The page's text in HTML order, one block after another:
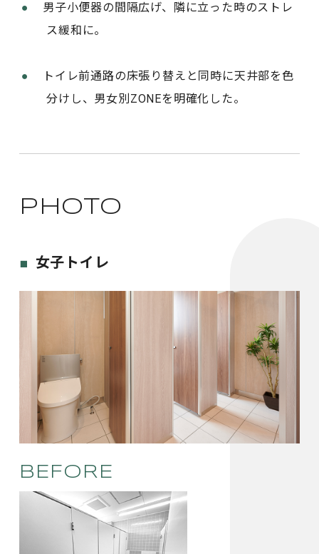
男子小便器の間隔広げ、隣に立った時のストレ
ス緩和に。
トイレ前通路の床張り替えと同時に天井部を色
分けし、男女別ZONEを明確化した。
PHOTO
女子トイレ
BEFORE